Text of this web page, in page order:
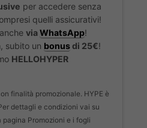
per accedere senza
quelli assicurativi!
viaWhatsApp!
subito un bonusdi 25€!
HELLOHYPER
finalità promozionale. HYPE è
dettagli e condizioni vai su
Promozioni e i fogli